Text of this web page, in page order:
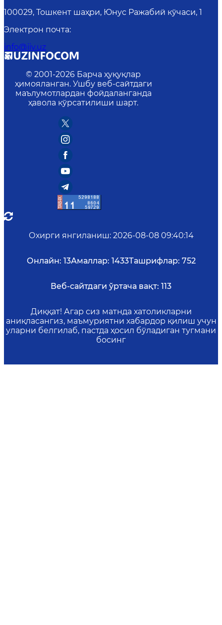
100029, Тошкент шаҳри, Юнус Ражабий кўчаси, 1
Электрон почта:
info@iiv.uz
© 2001-2026 Барча ҳуқуқлар
ҳимояланган. Ушбу веб-сайтдаги
маълумотлардан фойдаланганда
ҳавола кўрсатилиши шарт.
Охирги янгиланиш: 2026-08-08 09:40:14
Онлайн: 13Амаллар: 1433Ташрифлар: 752
Веб-сайтдаги ўртача вақт: 113
Диққат! Агар сиз матнда хатоликларни
аниқласангиз, маъмуриятни хабардор қилиш учун
уларни белгилаб, пастда ҳосил бўладиган тугмани
босинг